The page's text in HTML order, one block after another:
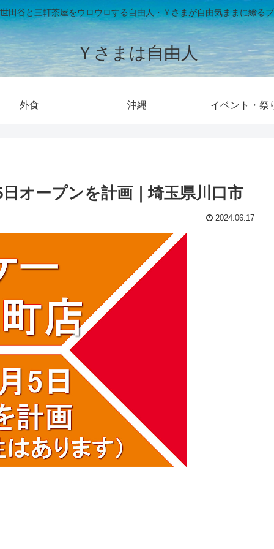
田谷と三軒茶屋をウロウロする自由人・Ｙさまが自由気ままに綴るブ
Ｙさまは自由人
外食 沖縄 イベント・祭
オープンを計画｜埼玉県川口市
2024.06.17